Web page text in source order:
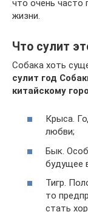
что очень часто
жизни.
Что сулит
Собака хоть
сулит год
китайскому
Крыса.
любви;
Бык.
будущее
Тигр.
то
стать